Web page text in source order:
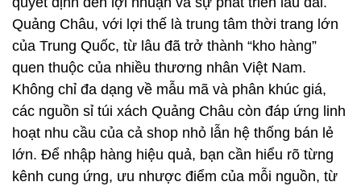
Quảng Châu, với lợi thế là trung tâm thời trang lớn
của Trung Quốc, từ lâu đã trở thành “kho hàng”
quen thuộc của nhiều thương nhân Việt Nam.
Không chỉ đa dạng về mẫu mã và phân khúc giá,
các nguồn sỉ túi xách Quảng Châu còn đáp ứng linh
hoạt nhu cầu của cả shop nhỏ lẫn hệ thống bán lẻ
lớn. Để nhập hàng hiệu quả, bạn cần hiểu rõ từng
kênh cung ứng, ưu nhược điểm của mỗi nguồn, từ